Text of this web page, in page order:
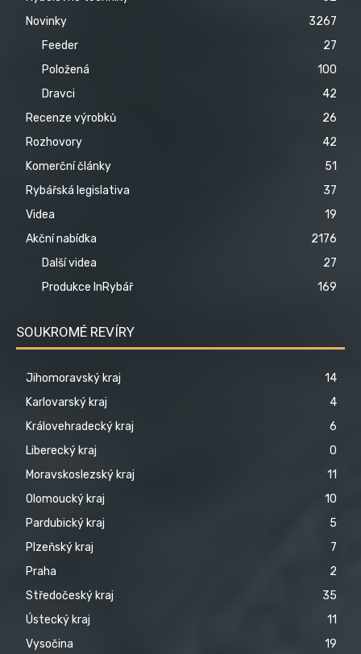
Novinky
3267
Feeder
27
Položená
100
Dravci
42
Recenze výrobků
26
Rozhovory
42
Komerční články
51
Rybářská legislativa
37
Videa
19
Akční nabídka
2176
Další videa
27
Produkce InRybář
169
SOUKROMÉ REVÍRY
Jihomoravský kraj
14
Karlovarský kraj
4
Královehradecký kraj
6
Liberecký kraj
0
Moravskoslezský kraj
11
Olomoucký kraj
10
Pardubický kraj
5
Plzeňský kraj
7
Praha
2
Středočeský kraj
35
Ústecký kraj
11
Vysočina
19